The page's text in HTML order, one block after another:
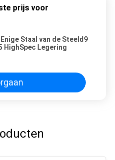
prijs voor
Staal van de Steeld9
HighSpec Legering